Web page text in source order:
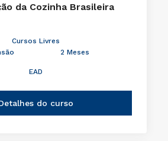
da Cozinha Brasileira
Cursos Livres
2 Meses
EAD
do curso